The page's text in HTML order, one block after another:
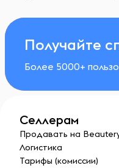
Получайте
Более 5000+
Селлерам
Продавать на
Логистика
Тарифы (комиссии)